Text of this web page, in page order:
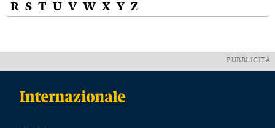
R S T U V W X Y Z
PUBBLICITÀ